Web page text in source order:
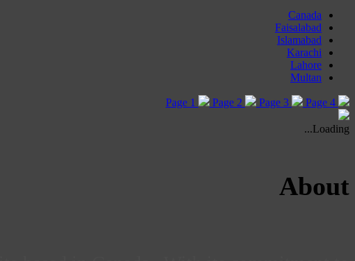
Canada
Faisalabad
Islamabad
Karachi
Lahore
Multan
Page 1 Page 2 Page 3 Page 4
Loading...
About